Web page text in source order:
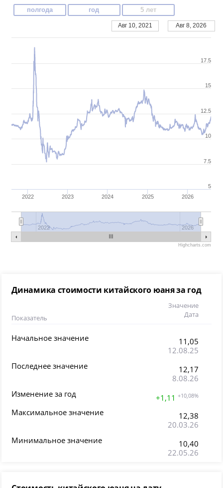
2022 2023 2024 2025 2026
2022 2026
10
5
7.5
12.5
15
17.5
полгода год 5 лет
Авг 10, 2021 Авг 8, 2026
Highcharts.com
Динамика стоимости китайского юаня за год
Показатель
Значение
Дата
Начальное значение
11,05
12.08.25
Последнее значение
12,17
8.08.26
Изменение за год
+1,11 +10,08%
Максимальное значение
12,38
20.03.26
Минимальное значение
10,40
22.05.26